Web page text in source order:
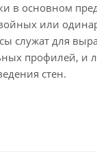
в основном
или
служат для
профилей, и
стен.